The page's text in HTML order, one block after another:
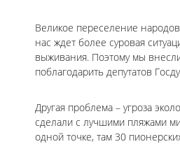
Великое переселение
нас ждет более суровая
выживания. Поэтому мы
поблагодарить депутатов
Другая проблема – угроза
сделали с лучшими пляжами
одной точке, там 30